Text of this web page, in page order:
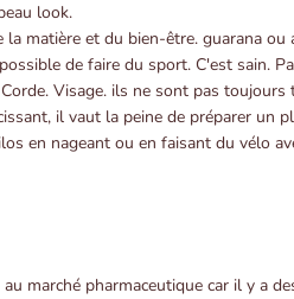
look.
matière et du bien-être. guarana
de faire du sport. C'est sain.
Visage. ils ne sont pas
il vaut la peine de préparer un
en nageant ou en faisant du vélo
marché pharmaceutique car il y a